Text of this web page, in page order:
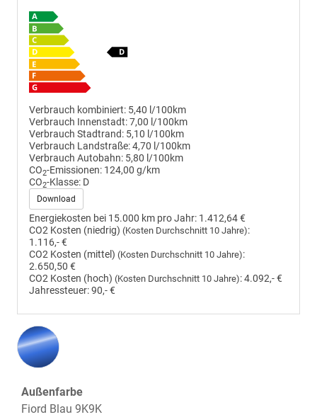
Verbrauch kombiniert: 5,40 l/100km
Verbrauch Innenstadt:7,00 l/100km
Verbrauch Stadtrand: 5,10 l/100km
Verbrauch Landstraße:4,70 l/100km
Verbrauch Autobahn: 5,80 l/100km
CO2-Emissionen: 124,00 g/km
CO2-Klasse: D
Download
Energiekosten bei 15.000 km pro Jahr: 1.412,64 €
CO2 Kosten (niedrig) (Kosten Durchschnitt 10 Jahre):
1.116,- €
CO2 Kosten (mittel) (Kosten Durchschnitt 10 Jahre):
2.650,50 €
CO2 Kosten (hoch) (Kosten Durchschnitt 10 Jahre):4.092,- €
Jahressteuer:90,- €
Außenfarbe
Fiord Blau 9K9K